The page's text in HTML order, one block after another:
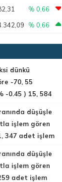
% 0,66
% 0,66
dünkü
-70, 55
-0.45 ) 15, 584
düşüşle
işlem gören
347 adet işlem
düşüşle
işlem gören
adet işlem